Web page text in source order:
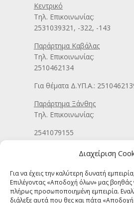
Διαχείριση
Για να έχεις την καλύτερη δυνατή
Επιλέγοντας «Αποδοχή όλων» μας
πλήρως προσωποποιημένη εμπειρία.
διάλεξε αυτά που θες και πάτα
Κεντρικό
Τηλ. Επικοινωνίας:
2531039321, -322, -143
Παράρτημα Καβάλας
Τηλ. Επικοινωνίας:
2510462134
Για θέματα Δ.ΥΠ.Α.:
Παράρτημα Ξάνθης
Τηλ. Επικοινωνίας:
2541079155
Γραφείο Συμβουλευτικής
Τηλ. Επικοινωνίας:
2551030022
Email Γραφείου Πρακτικής